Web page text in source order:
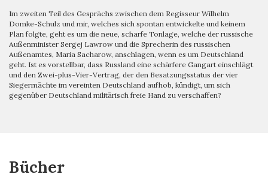
Im zweiten Teil des Gesprächs zwischen dem Regisseur Wilhelm
Domke-Schulz und mir, welches sich spontan entwickelte und keinem
Plan folgte, geht es um die neue, scharfe Tonlage, welche der russische
Außenminister Sergej Lawrow und die Sprecherin des russischen
Außenamtes, Maria Sacharow, anschlagen, wenn es um Deutschland
geht. Ist es vorstellbar, dass Russland eine schärfere Gangart einschlägt
und den Zwei-plus-Vier-Vertrag, der den Besatzungsstatus der vier
Siegermächte im vereinten Deutschland aufhob, kündigt, um sich
gegenüber Deutschland militärisch freie Hand zu verschaffen?
Bücher